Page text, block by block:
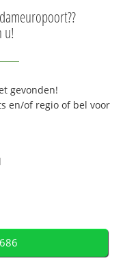
u!
gevonden!
en/of regio of bel voor